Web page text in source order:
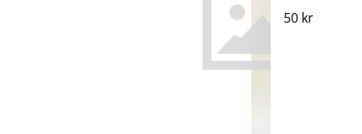
50 kr